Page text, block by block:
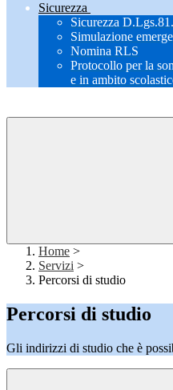
Sicurezza
Sicurezza
Simulazione
Nomina RLS
Protocollo per la
e in ambito
Home >
Servizi >
Percorsi di studio
Percorsi di studio
Gli indirizzi di studio che è